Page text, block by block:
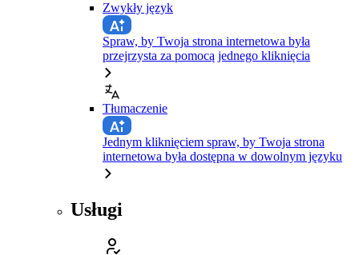
Zwykły język
Spraw, by Twoja strona internetowa była
przejrzysta za pomocą jednego kliknięcia
Tłumaczenie
Jednym kliknięciem spraw, by Twoja strona
internetowa była dostępna w dowolnym języku
Usługi